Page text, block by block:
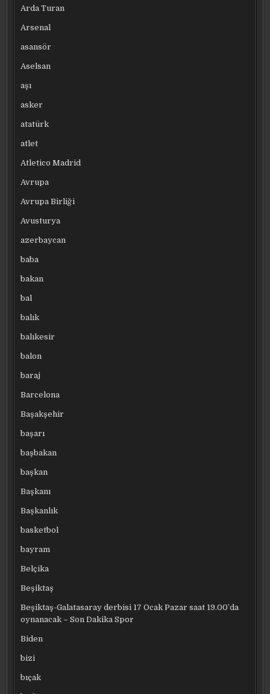
Arda Turan
Arsenal
asansör
Aselsan
aşı
asker
atatürk
atlet
Atletico Madrid
Avrupa
Avrupa Birliği
Avusturya
azerbaycan
baba
bakan
bal
balık
balıkesir
balon
baraj
Barcelona
Başakşehir
başarı
başbakan
başkan
Başkanı
Başkanlık
basketbol
bayram
Belçika
Beşiktaş
Beşiktaş-Galatasaray derbisi 17 Ocak Pazar saat 19.00’da
oynanacak – Son Dakika Spor
Biden
bizi
bıçak